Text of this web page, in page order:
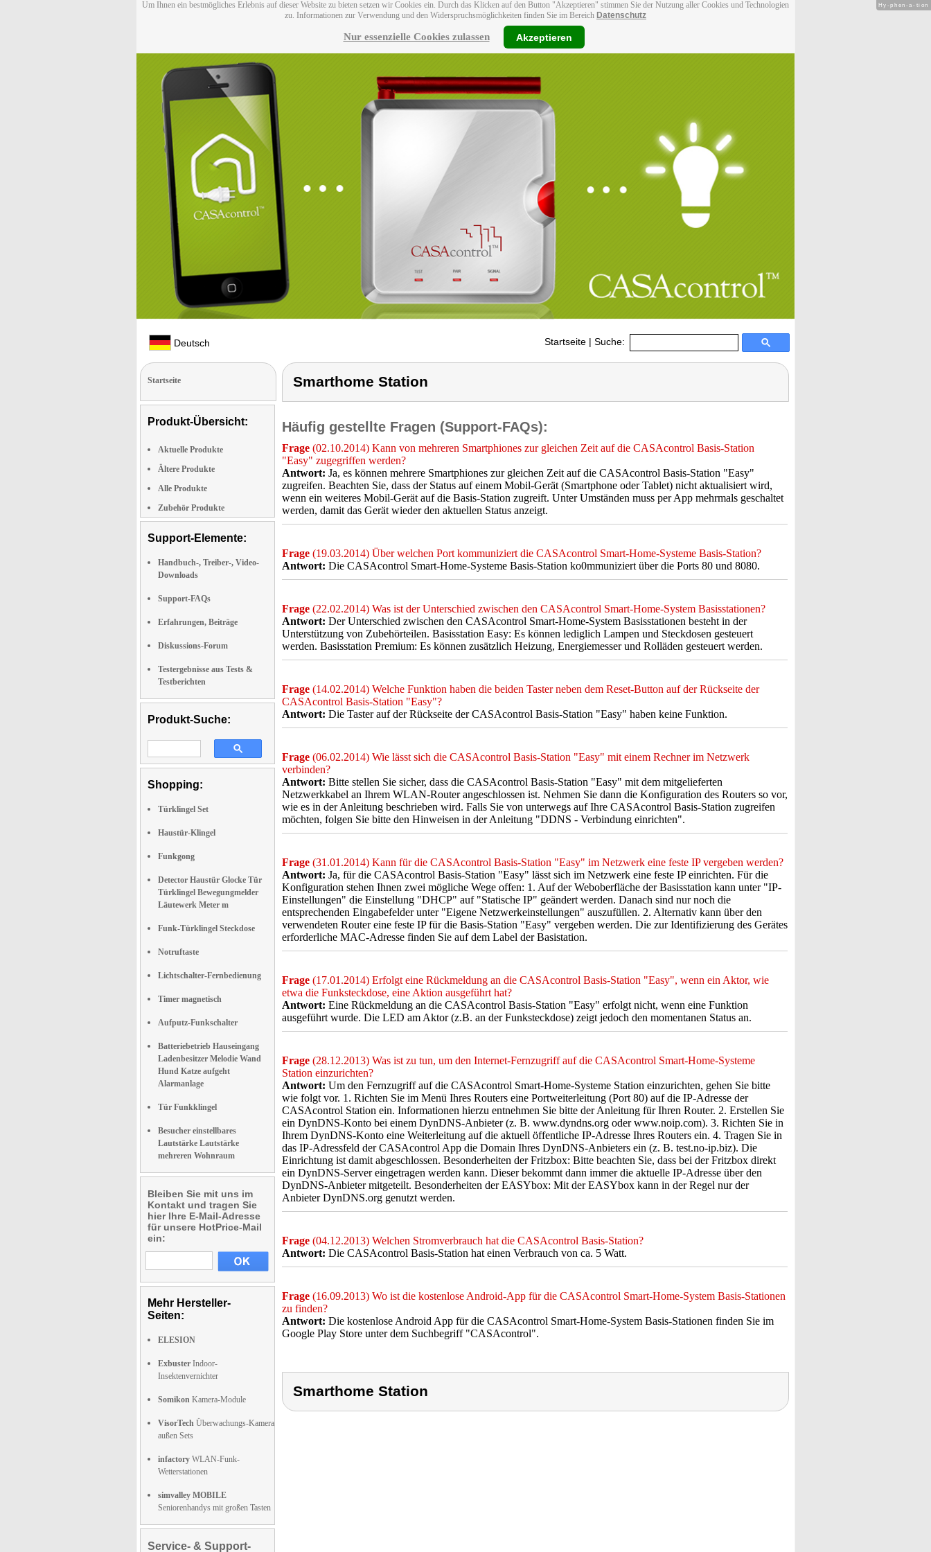
Um Ihnen ein bestmögliches Erlebnis auf dieser Website zu bieten setzen wir Cookies ein. Durch das Klicken auf den Button "Akzeptieren" stimmen Sie der Nutzung aller Cookies und Technologien
zu. Informationen zur Verwendung und den Widerspruchsmöglichkeiten finden Sie im Bereich Datenschutz
Nur essenzielle Cookies zulassen Akzeptieren
Deutsch Startseite | Suche:
Startseite
Produkt-Übersicht:
Aktuelle Produkte
Ältere Produkte
Alle Produkte
Zubehör Produkte
Support-Elemente:
Handbuch-, Treiber-, Video-
Downloads
Support-FAQs
Erfahrungen, Beiträge
Diskussions-Forum
Testergebnisse aus Tests &
Testberichten
Produkt-Suche:
Shopping:
Türklingel Set
Haustür-Klingel
Funkgong
Detector Haustür Glocke Tür
Türklingel Bewegungmelder
Läutewerk Meter m
Funk-Türklingel Steckdose
Notruftaste
Lichtschalter-Fernbedienung
Timer magnetisch
Aufputz-Funkschalter
Batteriebetrieb Hauseingang
Ladenbesitzer Melodie Wand
Hund Katze aufgeht
Alarmanlage
Tür Funkklingel
Besucher einstellbares
Lautstärke Lautstärke
mehreren Wohnraum
Bleiben Sie mit uns im
Kontakt und tragen Sie
hier Ihre E-Mail-Adresse
für unsere HotPrice-Mail
ein:
Mehr Hersteller-
Seiten:
ELESION
Exbuster Indoor-
Insektenvernichter
Somikon Kamera-Module
VisorTech Überwachungs-Kamera
außen Sets
infactory WLAN-Funk-
Wetterstationen
simvalley MOBILE
Seniorenhandys mit großen Tasten
Service- & Support-
Smarthome Station
Häufig gestellte Fragen (Support-FAQs):
Frage (02.10.2014) Kann von mehreren Smartphiones zur gleichen Zeit auf die CASAcontrol Basis-Station
"Easy" zugegriffen werden?
Antwort: Ja, es können mehrere Smartphiones zur gleichen Zeit auf die CASAcontrol Basis-Station "Easy"
zugreifen. Beachten Sie, dass der Status auf einem Mobil-Gerät (Smartphone oder Tablet) nicht aktualisiert wird,
wenn ein weiteres Mobil-Gerät auf die Basis-Station zugreift. Unter Umständen muss per App mehrmals geschaltet
werden, damit das Gerät wieder den aktuellen Status anzeigt.
Frage (19.03.2014) Über welchen Port kommuniziert die CASAcontrol Smart-Home-Systeme Basis-Station?
Antwort: Die CASAcontrol Smart-Home-Systeme Basis-Station ko0mmuniziert über die Ports 80 und 8080.
Frage (22.02.2014) Was ist der Unterschied zwischen den CASAcontrol Smart-Home-System Basisstationen?
Antwort: Der Unterschied zwischen den CASAcontrol Smart-Home-System Basisstationen besteht in der
Unterstützung von Zubehörteilen. Basisstation Easy: Es können lediglich Lampen und Steckdosen gesteuert
werden. Basisstation Premium: Es können zusätzlich Heizung, Energiemesser und Rolläden gesteuert werden.
Frage (14.02.2014) Welche Funktion haben die beiden Taster neben dem Reset-Button auf der Rückseite der
CASAcontrol Basis-Station "Easy"?
Antwort: Die Taster auf der Rückseite der CASAcontrol Basis-Station "Easy" haben keine Funktion.
Frage (06.02.2014) Wie lässt sich die CASAcontrol Basis-Station "Easy" mit einem Rechner im Netzwerk
verbinden?
Antwort: Bitte stellen Sie sicher, dass die CASAcontrol Basis-Station "Easy" mit dem mitgelieferten
Netzwerkkabel an Ihrem WLAN-Router angeschlossen ist. Nehmen Sie dann die Konfiguration des Routers so vor,
wie es in der Anleitung beschrieben wird. Falls Sie von unterwegs auf Ihre CASAcontrol Basis-Station zugreifen
möchten, folgen Sie bitte den Hinweisen in der Anleitung "DDNS - Verbindung einrichten".
Frage (31.01.2014) Kann für die CASAcontrol Basis-Station "Easy" im Netzwerk eine feste IP vergeben werden?
Antwort: Ja, für die CASAcontrol Basis-Station "Easy" lässt sich im Netzwerk eine feste IP einrichten. Für die
Konfiguration stehen Ihnen zwei mögliche Wege offen: 1. Auf der Weboberfläche der Basisstation kann unter "IP-
Einstellungen" die Einstellung "DHCP" auf "Statische IP" geändert werden. Danach sind nur noch die
entsprechenden Eingabefelder unter "Eigene Netzwerkeinstellungen" auszufüllen. 2. Alternativ kann über den
verwendeten Router eine feste IP für die Basis-Station "Easy" vergeben werden. Die zur Identifizierung des Gerätes
erforderliche MAC-Adresse finden Sie auf dem Label der Basistation.
Frage (17.01.2014) Erfolgt eine Rückmeldung an die CASAcontrol Basis-Station "Easy", wenn ein Aktor, wie
etwa die Funksteckdose, eine Aktion ausgeführt hat?
Antwort: Eine Rückmeldung an die CASAcontrol Basis-Station "Easy" erfolgt nicht, wenn eine Funktion
ausgeführt wurde. Die LED am Aktor (z.B. an der Funksteckdose) zeigt jedoch den momentanen Status an.
Frage (28.12.2013) Was ist zu tun, um den Internet-Fernzugriff auf die CASAcontrol Smart-Home-Systeme
Station einzurichten?
Antwort: Um den Fernzugriff auf die CASAcontrol Smart-Home-Systeme Station einzurichten, gehen Sie bitte
wie folgt vor. 1. Richten Sie im Menü Ihres Routers eine Portweiterleitung (Port 80) auf die IP-Adresse der
CASAcontrol Station ein. Informationen hierzu entnehmen Sie bitte der Anleitung für Ihren Router. 2. Erstellen Sie
ein DynDNS-Konto bei einem DynDNS-Anbieter (z. B. www.dyndns.org oder www.noip.com). 3. Richten Sie in
Ihrem DynDNS-Konto eine Weiterleitung auf die aktuell öffentliche IP-Adresse Ihres Routers ein. 4. Tragen Sie in
das IP-Adressfeld der CASAcontrol App die Domain Ihres DynDNS-Anbieters ein (z. B. test.no-ip.biz). Die
Einrichtung ist damit abgeschlossen. Besonderheiten der Fritzbox: Bitte beachten Sie, dass bei der Fritzbox direkt
ein DynDNS-Server eingetragen werden kann. Dieser bekommt dann immer die aktuelle IP-Adresse über den
DynDNS-Anbieter mitgeteilt. Besonderheiten der EASYbox: Mit der EASYbox kann in der Regel nur der
Anbieter DynDNS.org genutzt werden.
Frage (04.12.2013) Welchen Stromverbrauch hat die CASAcontrol Basis-Station?
Antwort: Die CASAcontrol Basis-Station hat einen Verbrauch von ca. 5 Watt.
Frage (16.09.2013) Wo ist die kostenlose Android-App für die CASAcontrol Smart-Home-System Basis-Stationen
zu finden?
Antwort: Die kostenlose Android App für die CASAcontrol Smart-Home-System Basis-Stationen finden Sie im
Google Play Store unter dem Suchbegriff "CASAcontrol".
Smarthome Station
Hy-phen-a-tion